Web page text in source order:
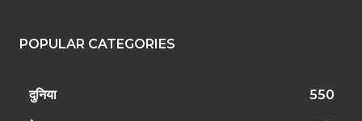
POPULAR CATEGORIES
दुनिया 550